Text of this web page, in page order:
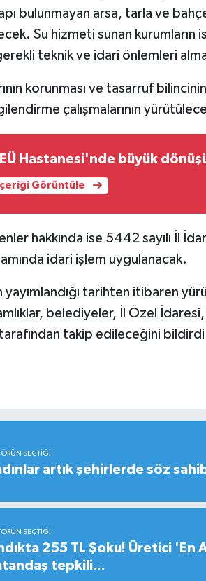
bulunmayan arsa, tarla ve
Su hizmeti sunan kurumların
teknik ve idari önlemleri
korunması ve tasarruf bilincinin
çalışmalarının
Hastanesi'nde büyük
İçeriği Görüntüle
hakkında ise 5442 sayılı İl
idari işlem uygulanacak.
yayımlandığı tarihten itibaren
belediyeler, İl Özel
tarafından takip edileceğini
SEÇTIĞI
artık şehirlerde söz
SEÇTIĞI
255 TL Şoku! Üretici
tepkili...